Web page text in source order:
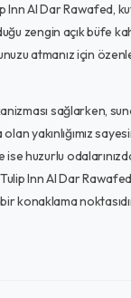
Inn Al Dar Rawafed,
zengin açık büfe
atmanız için
sağlarken,
yakınlığımız
huzurlu
Inn Al Dar
konaklama